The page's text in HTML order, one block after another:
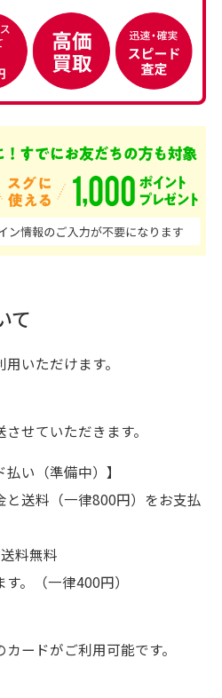
て
いただけます。
せていただきます。
い（準備中）】
送料（一律800円）をお支払
料無料
。（一律400円）
ードがご利用可能です。